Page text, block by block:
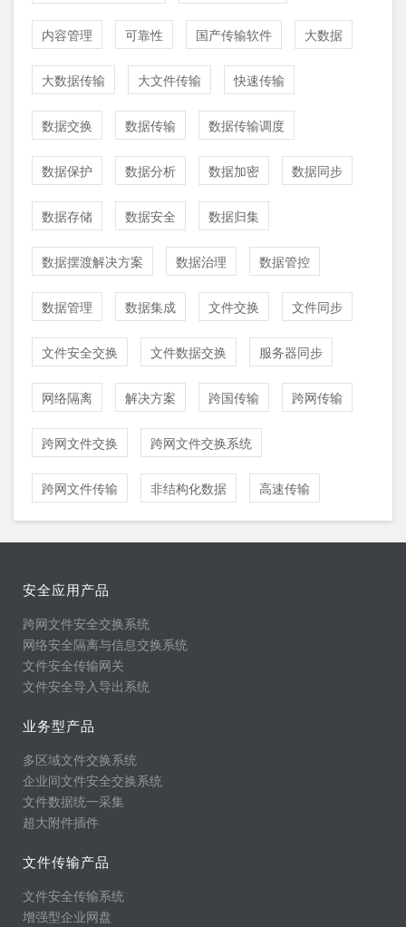
内容管理 可靠性 国产传输软件 大数据
大数据传输 大文件传输 快速传输
数据交换 数据传输 数据传输调度
数据保护 数据分析 数据加密 数据同步
数据存储 数据安全 数据归集
数据摆渡解决方案 数据治理 数据管控
数据管理 数据集成 文件交换 文件同步
文件安全交换 文件数据交换 服务器同步
网络隔离 解决方案 跨国传输 跨网传输
跨网文件交换 跨网文件交换系统
跨网文件传输 非结构化数据 高速传输
安全应用产品
跨网文件安全交换系统
网络安全隔离与信息交换系统
文件安全传输网关
文件安全导入导出系统
业务型产品
多区域文件交换系统
企业间文件安全交换系统
文件数据统一采集
超大附件插件
文件传输产品
文件安全传输系统
增强型企业网盘